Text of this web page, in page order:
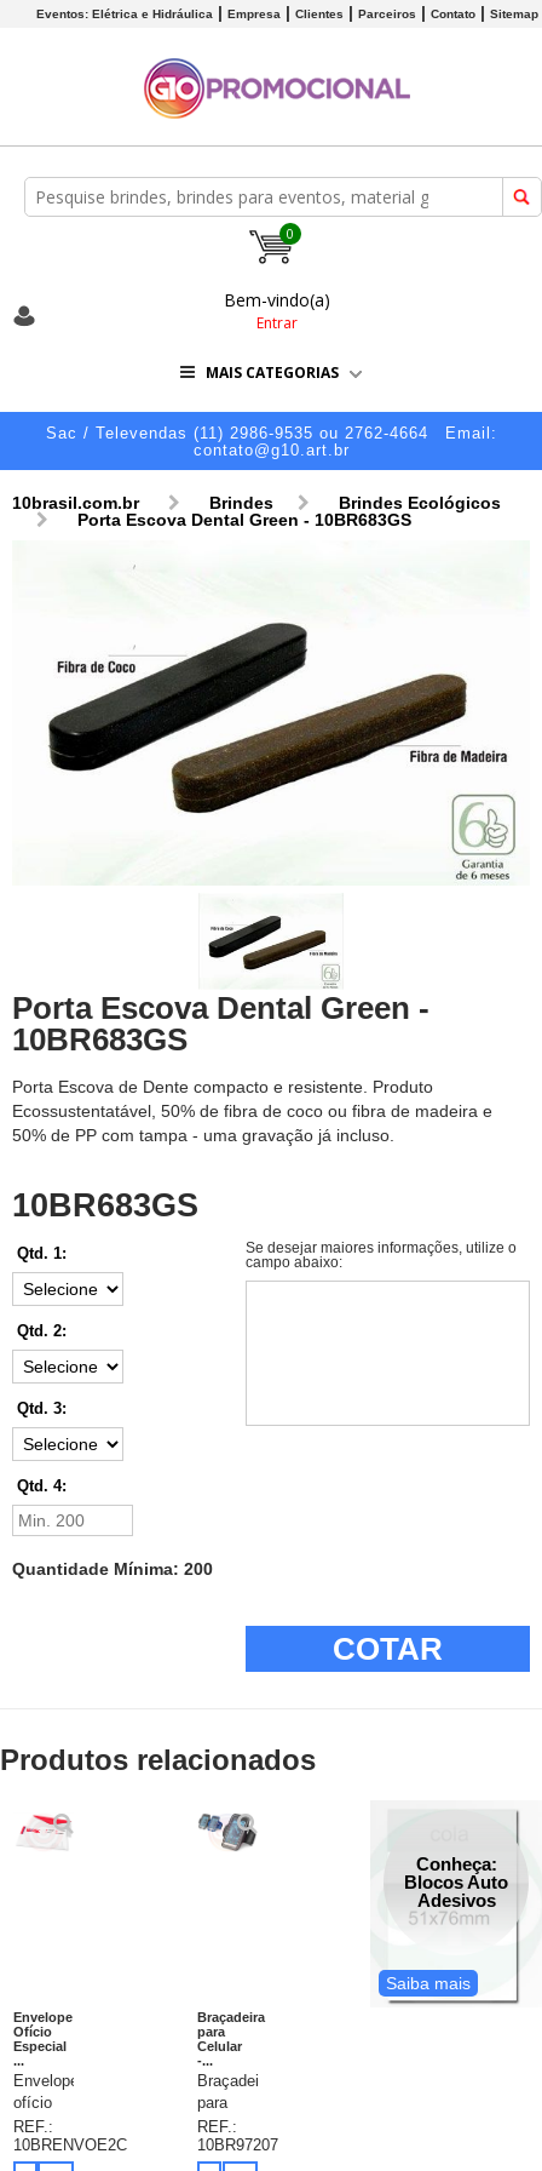
Eventos: Elétrica e Hidráulica Empresa Clientes Parceiros Contato Sitemap
0
Bem-vindo(a)
Entrar
MAIS CATEGORIAS
Sac / Televendas (11) 2986-9535 ou 2762-4664
Email:
contato@g10.art.br
10brasil.com.br Brindes
Brindes Ecológicos
Porta Escova Dental Green - 10BR683GS
Porta Escova Dental Green -
10BR683GS
Porta Escova de Dente compacto e resistente. Produto
Ecossustentatável, 50% de fibra de coco ou fibra de madeira e
50% de PP com tampa - uma gravação já incluso.
10BR683GS
Qtd. 1:
Qtd. 2:
Qtd. 3:
Qtd. 4:
Quantidade Mínima: 200
Se desejar maiores informações, utilize o
campo abaixo:
COTAR
Produtos relacionados
Envelope
Ofício
Especial
...
Envelopes
ofício
especial,
papel
REF.:
10BRENVOE2C
Braçadeira
para
Celular
-...
Braçadeira
para
celular
personalizada.
REF.:
10BR97207
Conheça:
Blocos Auto
Adesivos
Saiba mais